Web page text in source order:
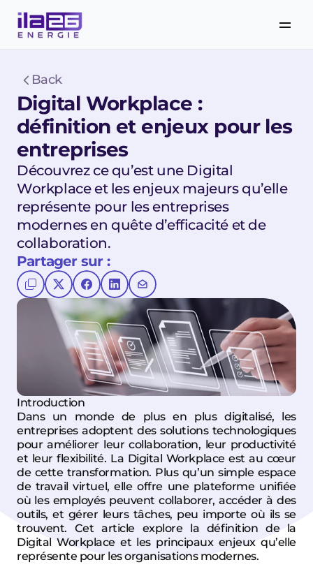
Back
Digital Workplace :
définition et enjeux pour les
entreprises
Découvrez ce qu’est une Digital
Workplace et les enjeux majeurs qu’elle
représente pour les entreprises
modernes en quête d’efficacité et de
collaboration.
Partager sur :
Introduction
Dans un monde de plus en plus digitalisé, les
entreprises adoptent des solutions technologiques
pour améliorer leur collaboration, leur productivité
et leur flexibilité. La Digital Workplace est au cœur
de cette transformation. Plus qu’un simple espace
de travail virtuel, elle offre une plateforme unifiée
où les employés peuvent collaborer, accéder à des
outils, et gérer leurs tâches, peu importe où ils se
trouvent. Cet article explore la définition de la
Digital Workplace et les principaux enjeux qu’elle
représente pour les organisations modernes.